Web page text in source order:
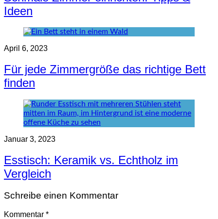
Ideen
April 6, 2023
Für jede Zimmergröße das richtige Bett
finden
Januar 3, 2023
Esstisch: Keramik vs. Echtholz im
Vergleich
Schreibe einen Kommentar
Kommentar *